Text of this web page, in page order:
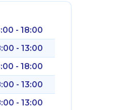
- 18:00
- 13:00
- 18:00
- 13:00
- 13:00